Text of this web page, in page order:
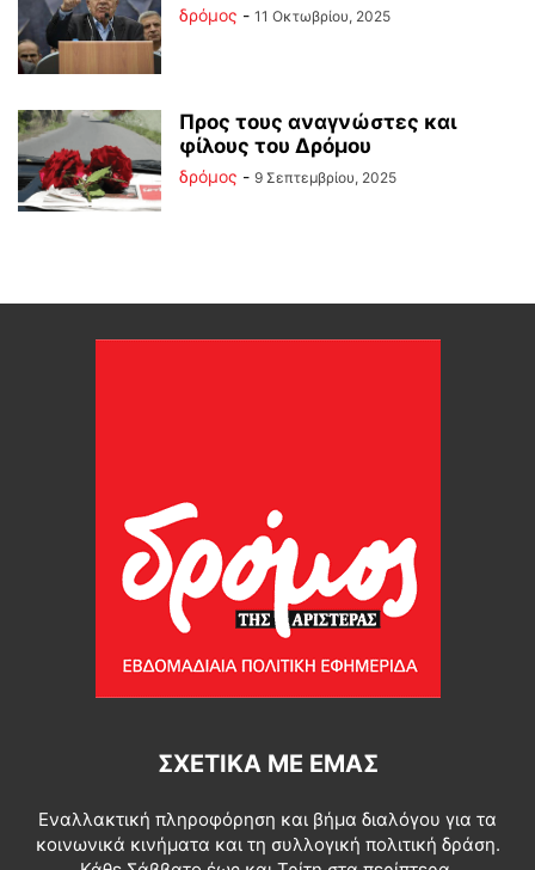
δρόμος - 11 Οκτωβρίου, 2025
Προς τους αναγνώστες και
φίλους του Δρόμου
δρόμος - 9 Σεπτεμβρίου, 2025
ΣΧΕΤΙΚΆ ΜΕ ΕΜΆΣ
Εναλλακτική πληροφόρηση και βήμα διαλόγου για τα
κοινωνικά κινήματα και τη συλλογική πολιτική δράση.